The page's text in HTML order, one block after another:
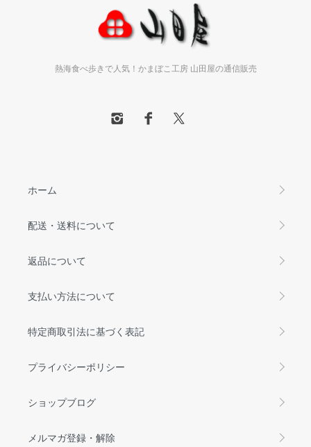
熱海食べ歩きで人気！かまぼこ工房 山田屋の通信販売
ホーム
配送・送料について
返品について
支払い方法について
特定商取引法に基づく表記
プライバシーポリシー
ショップブログ
メルマガ登録・解除